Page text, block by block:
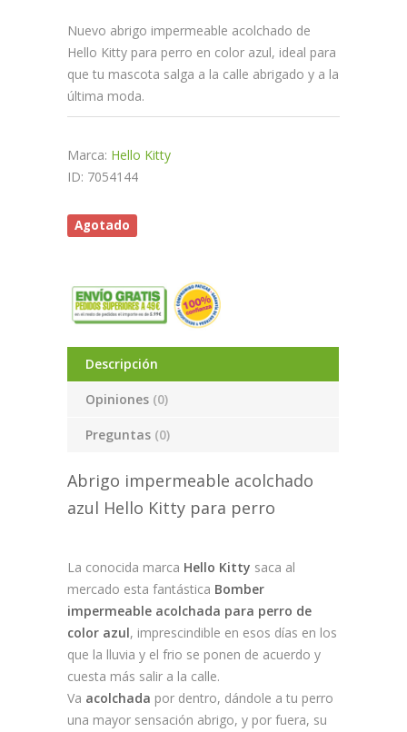
Nuevo abrigo impermeable acolchado de
Hello Kitty para perro en color azul, ideal para
que tu mascota salga a la calle abrigado y a la
última moda.
Marca: Hello Kitty
ID: 7054144
Agotado
Descripción
Opiniones (0)
Preguntas (0)
Abrigo impermeable acolchado
azul Hello Kitty para perro
La conocida marca Hello Kitty saca al
mercado esta fantástica Bomber
impermeable acolchada para perro de
color azul, imprescindible en esos días en los
que la lluvia y el frio se ponen de acuerdo y
cuesta más salir a la calle.
Va acolchada por dentro, dándole a tu perro
una mayor sensación abrigo, y por fuera, su